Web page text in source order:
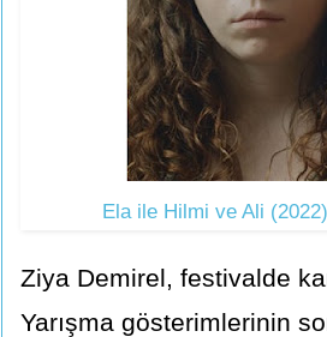
Ela ile Hilmi ve Ali
Ziya Demirel, festivalde
Yarışma gösterimlerinin